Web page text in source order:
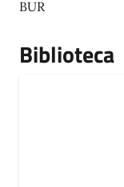
BUR
Biblioteca